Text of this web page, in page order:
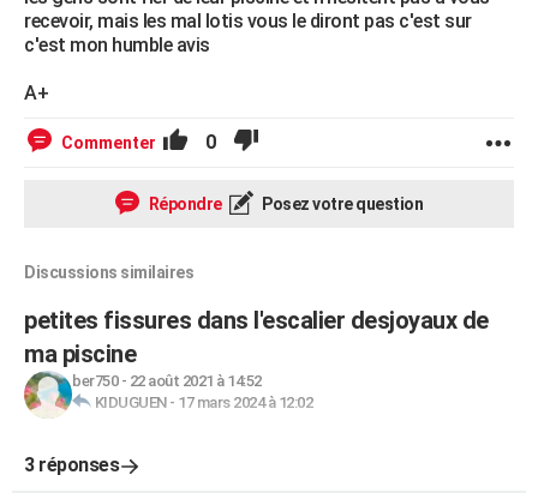
recevoir, mais les mal lotis vous le diront pas c'est sur
c'est mon humble avis
A+
Commenter 0
Répondre Posez votre question
Discussions similaires
petites fissures dans l'escalier desjoyaux de
ma piscine
ber750- 22 août 2021 à 14:52
KIDUGUEN- 17 mars 2024 à 12:02
3 réponses